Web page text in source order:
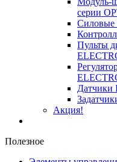
серии
Силовые
Пульты
Датчики
Акция!
Полезное